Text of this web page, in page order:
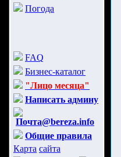
Погода
FAQ
Бизнес-каталог
"Лицо месяца"
Написать админу
Почта@bereza.info
Общие правила
Карта сайта